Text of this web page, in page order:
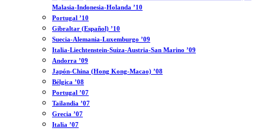
Malasia-Indonesia-Holanda ’10
Portugal ’10
Gibraltar (Español) ’10
Suecia-Alemania-Luxemburgo ’09
Italia-Liechtenstein-Suiza-Austria-San Marino ’09
Andorra ’09
Japón-China (Hong Kong-Macao) ’08
Bélgica ’08
Portugal ’07
Tailandia ’07
Grecia ’07
Italia ’07